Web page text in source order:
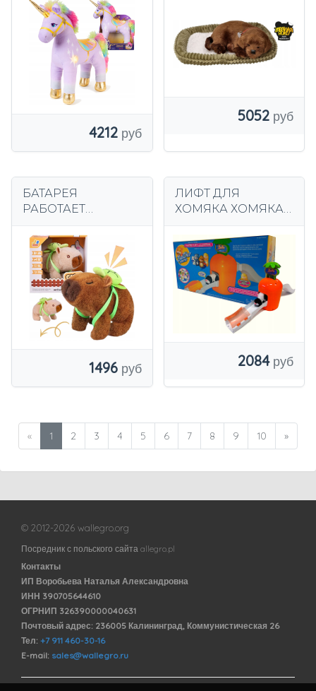
талисман
плюшевый звук
единорога
4212
5052
БАТАРЕЯ
РАБОТАЕТ
КАПИБАРА СО
ЗВУКОМ ХОДЯЧИЙ
ПЛЮШ
1496
ЛИФТ ДЛЯ
ХОМЯКА ХОМЯКА
КОТТЕДЖ
2084
« 1 2 3 4 5 6 7 8 9 10 »
© 2012-2026 wallegro.org
Посредник с польского сайта allegro.pl
Контакты
ИП Воробьева Наталья Александровна
ИНН 390705644610
ОГРНИП 326390000040631
Почтовый адрес: 236005 Калининград, Коммунистическая 26
Тел: +7 911 460-30-16
E-mail: sales@wallegro.ru